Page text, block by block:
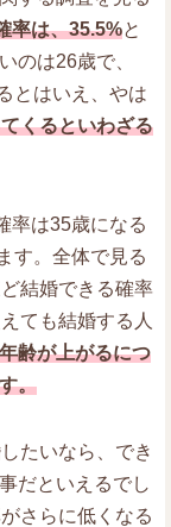
率は、35.5%と
のは26歳で、
とはいえ、やは
くるといわざる
率は35歳になる
す。全体で見る
結婚できる確率
ても結婚する人
齢が上がるにつ
。
たいなら、でき
だといえるでし
さらに低くなる